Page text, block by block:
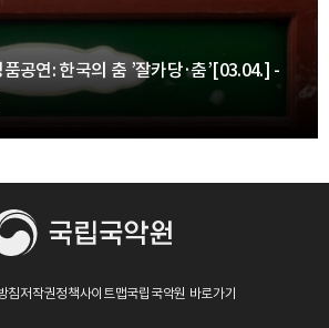
공연: 한국의 춤 ’잘카당·춤’[03.04.] -
침저작권정책사이트맵국립국악원 바로가기